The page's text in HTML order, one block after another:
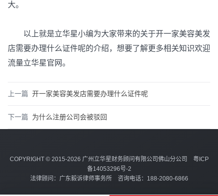
大。
以上就是立华星小编为大家带来的关于开一家美容美发
店需要办理什么证件呢的介绍，想要了解更多相关知识欢迎
流量立华星官网。
上一篇 开一家美容美发店需要办理什么证件呢
下一篇 为什么注册公司会被驳回
COPYRIGHT © 2015-2026 广州立华星财务顾问有限公司佛山分公司 粤ICP
备14053296号-2
法律顾问：广东毅诉律师事务所 咨询电话：188-2080-6866